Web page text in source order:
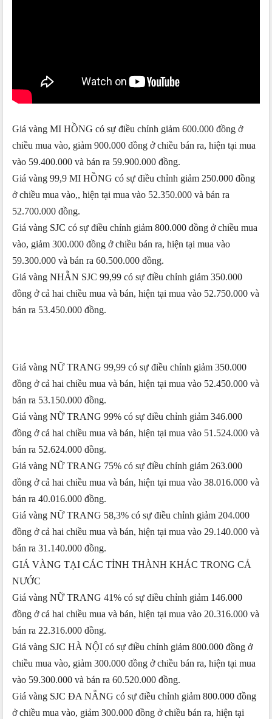
Giá vàng MI HỒNG có sự điều chỉnh giảm 600.000 đồng ở
chiều mua vào, giảm 900.000 đồng ở chiều bán ra, hiện tại mua
vào 59.400.000 và bán ra 59.900.000 đồng.
Giá vàng 99,9 MI HỒNG có sự điều chỉnh giảm 250.000 đồng
ở chiều mua vào,, hiện tại mua vào 52.350.000 và bán ra
52.700.000 đồng.
Giá vàng SJC có sự điều chỉnh giảm 800.000 đồng ở chiều mua
vào, giảm 300.000 đồng ở chiều bán ra, hiện tại mua vào
59.300.000 và bán ra 60.500.000 đồng.
Giá vàng NHẪN SJC 99,99 có sự điều chỉnh giảm 350.000
đồng ở cả hai chiều mua và bán, hiện tại mua vào 52.750.000 và
bán ra 53.450.000 đồng.
Giá vàng NỮ TRANG 99,99 có sự điều chỉnh giảm 350.000
đồng ở cả hai chiều mua và bán, hiện tại mua vào 52.450.000 và
bán ra 53.150.000 đồng.
Giá vàng NỮ TRANG 99% có sự điều chỉnh giảm 346.000
đồng ở cả hai chiều mua và bán, hiện tại mua vào 51.524.000 và
bán ra 52.624.000 đồng.
Giá vàng NỮ TRANG 75% có sự điều chỉnh giảm 263.000
đồng ở cả hai chiều mua và bán, hiện tại mua vào 38.016.000 và
bán ra 40.016.000 đồng.
Giá vàng NỮ TRANG 58,3% có sự điều chỉnh giảm 204.000
đồng ở cả hai chiều mua và bán, hiện tại mua vào 29.140.000 và
bán ra 31.140.000 đồng.
GIÁ VÀNG TẠI CÁC TỈNH THÀNH KHÁC TRONG CẢ
NƯỚC
Giá vàng NỮ TRANG 41% có sự điều chỉnh giảm 146.000
đồng ở cả hai chiều mua và bán, hiện tại mua vào 20.316.000 và
bán ra 22.316.000 đồng.
Giá vàng SJC HÀ NỘI có sự điều chỉnh giảm 800.000 đồng ở
chiều mua vào, giảm 300.000 đồng ở chiều bán ra, hiện tại mua
vào 59.300.000 và bán ra 60.520.000 đồng.
Giá vàng SJC ĐA NẴNG có sự điều chỉnh giảm 800.000 đồng
ở chiều mua vào, giảm 300.000 đồng ở chiều bán ra, hiện tại